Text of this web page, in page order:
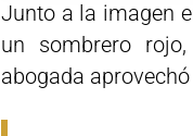
Junto a la imagen
un sombrero
abogada